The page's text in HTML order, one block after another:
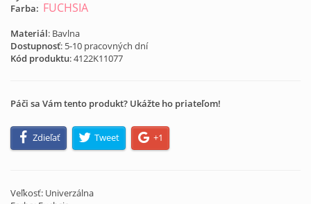
Farba: FUCHSIA
Materiál: Bavlna
Dostupnosť: 5-10 pracovných dní
Kód produktu:4122K11077
Páči sa Vám tento produkt? Ukážte ho priateľom!
Zdieľať Tweet +1
Veľkosť: Univerzálna